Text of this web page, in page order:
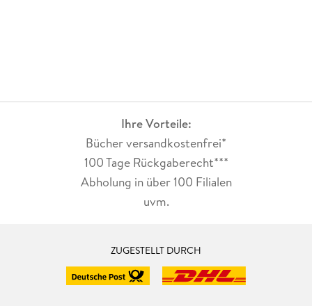
Ihre Vorteile:
Bücher versandkostenfrei*
100 Tage Rückgaberecht***
Abholung in über 100 Filialen
uvm.
ZUGESTELLT DURCH